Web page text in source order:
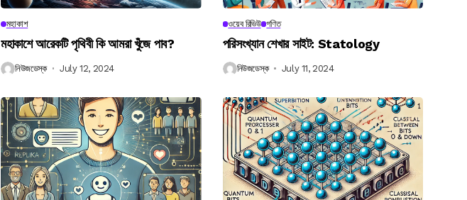
মহাকাশ
মহাকাশে আরেকটি পৃথিবী কি আমরা খুঁজে পাব?
নিউজডেস্ক July 12, 2024
ওয়েব রিভিউ গণিত
পরিসংখ্যান শেখার সাইট: Statology
নিউজডেস্ক July 11, 2024